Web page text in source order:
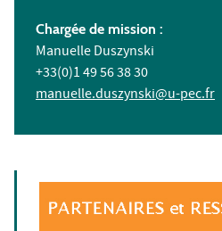
Chargée de mission :
Manuelle Duszynski
+33(0)1 49 56 38 30
manuelle.duszynski@u-pec.fr